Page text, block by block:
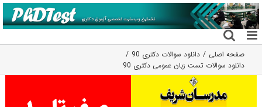
رفتن
به
محتوا
صفحه اصلی
دانلود سوالات دکتری 90
دانلود سوالات تست زبان عمومی دکتری 90